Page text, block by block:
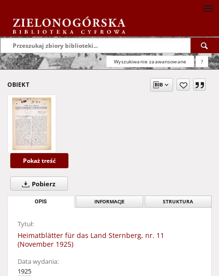
Wyszukiwanie zaawansowane ?
OBIEKT
Pokaż treść
Pobierz
OPIS INFORMACJE STRUKTURA
Tytuł:
Heimatblätter für das Land Sternberg, nr. 11
(November 1925)
Data wydania:
1925